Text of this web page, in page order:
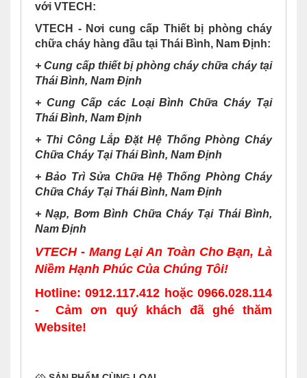
với VTECH:
VTECH - Nơi cung cấp Thiết bị phòng cháy
chữa cháy hàng đầu tại Thái Bình, Nam Định:
+Cung cấp thiết bị phòng cháy chữa cháy tại
Thái Bình, Nam Định
+ Cung Cấp các Loại Bình Chữa Cháy Tại
Thái Bình, Nam Định
+ Thi Công Lắp Đặt Hệ Thống Phòng Cháy
Chữa Cháy Tại Thái Bình, Nam Định
+Bảo Trì Sửa Chữa Hệ Thống Phòng Cháy
Chữa Cháy Tại Thái Bình, Nam Định
+Nạp, Bơm Bình Chữa Cháy Tại Thái Bình,
Nam Định
VTECH - Mang Lại An Toàn Cho Bạn, Là
Niềm Hạnh Phúc Của Chúng Tôi!
Hotline:0912.117.412 hoặc0966.028.114
- Cảm ơn quý khách đã ghé thăm
Website!